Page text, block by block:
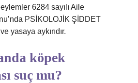
6284 sayılı Aile
PSİKOLOJİK ŞİDDET
yasaya aykırıdır.
köpek
suç mu?